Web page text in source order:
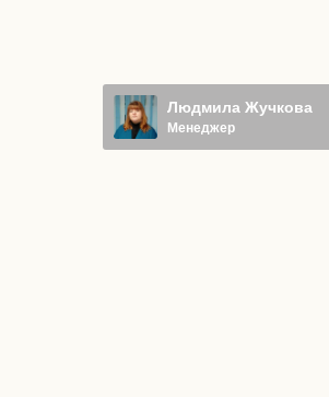
Людмила Жучкова
Менеджер